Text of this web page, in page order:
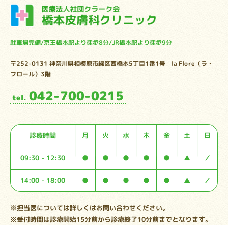
駐車場完備/京王橋本駅より徒歩8分/JR橋本駅より徒歩9分
〒252-0131 神奈川県相模原市緑区西橋本5丁目1番1号 la Flore（ラ・
フロール）3階
tel. 042-700-0215
診療時間 月 火 水 木 金 土 日
09:30 - 12:30 ● ● ● ● ● ▲ ／
14:00 - 18:00 ● ● ● ● ● ▲ ／
※担当医については詳しくはお問い合わせください。
※受付時間は診療開始15分前から診療終了10分前までとなります。